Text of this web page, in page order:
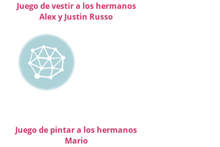
Juego de vestir a los hermanos
Alex y Justin Russo
Juego de pintar a los hermanos
Mario